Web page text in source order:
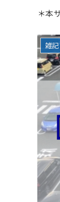
＊本
雑